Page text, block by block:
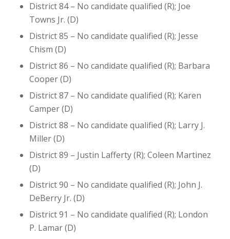
District 84 – No candidate qualified (R); Joe
Towns Jr. (D)
District 85 – No candidate qualified (R); Jesse
Chism (D)
District 86 – No candidate qualified (R); Barbara
Cooper (D)
District 87 – No candidate qualified (R); Karen
Camper (D)
District 88 – No candidate qualified (R); Larry J.
Miller (D)
District 89 – Justin Lafferty (R); Coleen Martinez
(D)
District 90 – No candidate qualified (R); John J.
DeBerry Jr. (D)
District 91 – No candidate qualified (R); London
P. Lamar (D)